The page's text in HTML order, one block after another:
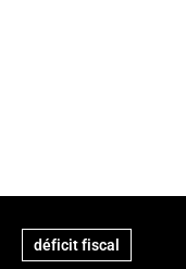
déficit fiscal